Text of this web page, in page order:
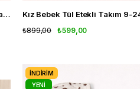
Kız Bebek Fiyonk Detaylı Elbise 9-24 Ay Şık Yaka Detaylı Bebek Elbisesi
₺599,00
₺899,00
İNDIRIM
YENI